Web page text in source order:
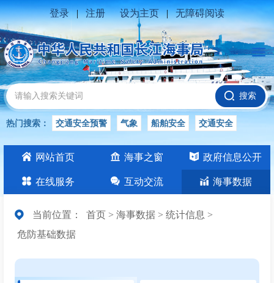
登录 | 注册 设为主页 | 无障碍阅读
搜索
热门搜索： 交通安全预警 气象 船舶安全 交通安全
水位公告 安全 交通 交通安全知识 长江
网站首页 海事之窗 政府信息公开
在线服务 互动交流 海事数据
当前位置： 首页 > 海事数据 > 统计信息 >
危防基础数据